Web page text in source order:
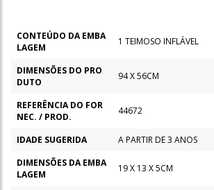
CONTEÚDO DA EMBA
LAGEM
1 TEIMOSO INFLÁVEL
DIMENSÕES DO PRO
DUTO
94 X 56CM
REFERÊNCIA DO FOR
NEC. / PROD.
44672
IDADE SUGERIDA
A PARTIR DE 3 ANOS
DIMENSÕES DA EMBA
LAGEM
19 X 13 X 5CM